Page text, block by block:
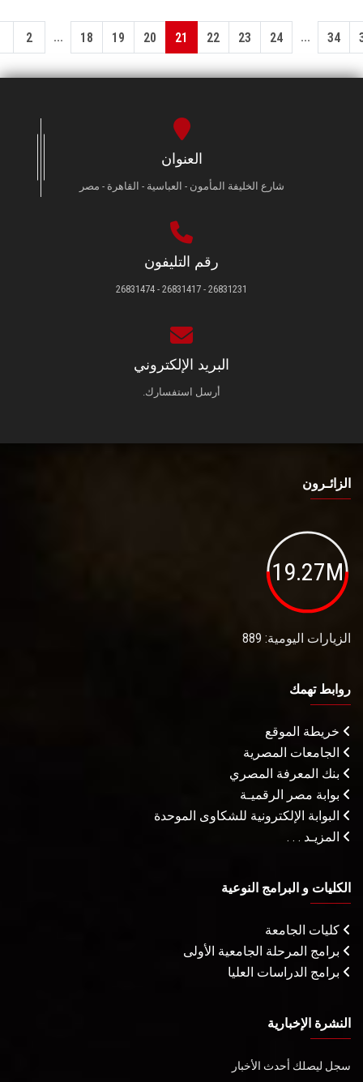
2 ... 18 19 20 21 22 23 24 ... 34
العنوان
شارع الخليفة المأمون - العباسية - القاهرة - مصر
رقم التليفون
26831231 - 26831417 - 26831474
البريد الإلكتروني
أرسل استفسارك.
الزائـرون
19.27M
الزيارات اليومية: 889
روابط تهمك
خريطة الموقع
الجامعات المصرية
بنك المعرفة المصري
بوابة مصر الرقميـة
البوابة الإلكترونية للشكاوى الموحدة
المزيـد . . .
الكليات و البرامج النوعية
كليات الجامعة
برامج المرحلة الجامعية الأولى
برامج الدراسات العليا
النشرة الإخبارية
سجل ليصلك أحدث الأخبار